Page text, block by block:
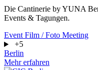
Die Cantinerie by YUNA
Events & Tagungen.
Event Film / Foto Meeting
+5
Berlin
Mehr erfahren